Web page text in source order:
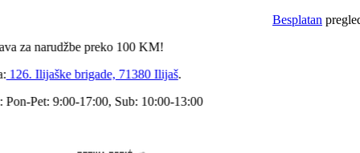
Besplatan pregled
narudžbe preko 100KM!
Ilijaške brigade, 71380 Ilijaš.
Pet: 9:00-17:00, Sub: 10:00-13:00